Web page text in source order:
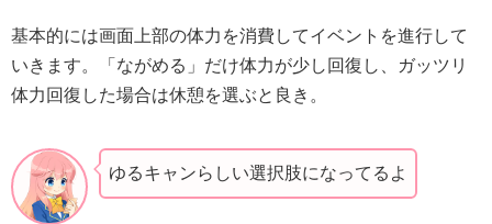
基本的には画面上部の体力を消費してイベントを進行して
いきます。「ながめる」だけ体力が少し回復し、ガッツリ
体力回復した場合は休憩を選ぶと良き。
ゆるキャンらしい選択肢になってるよ